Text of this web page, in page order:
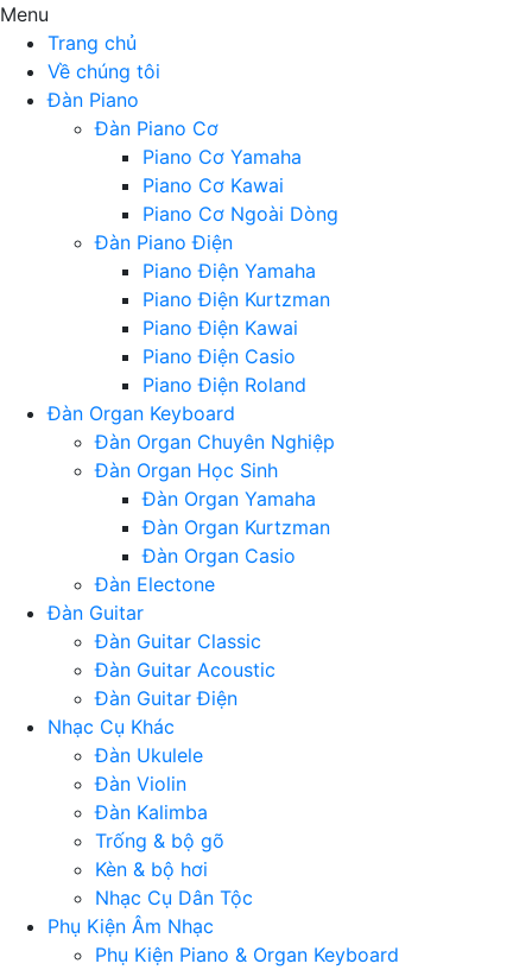
Menu
Trang chủ
Về chúng tôi
Đàn Piano
Đàn Piano Cơ
Piano Cơ Yamaha
Piano Cơ Kawai
Piano Cơ Ngoài Dòng
Đàn Piano Điện
Piano Điện Yamaha
Piano Điện Kurtzman
Piano Điện Kawai
Piano Điện Casio
Piano Điện Roland
Đàn Organ Keyboard
Đàn Organ Chuyên Nghiệp
Đàn Organ Học Sinh
Đàn Organ Yamaha
Đàn Organ Kurtzman
Đàn Organ Casio
Đàn Electone
Đàn Guitar
Đàn Guitar Classic
Đàn Guitar Acoustic
Đàn Guitar Điện
Nhạc Cụ Khác
Đàn Ukulele
Đàn Violin
Đàn Kalimba
Trống & bộ gõ
Kèn & bộ hơi
Nhạc Cụ Dân Tộc
Phụ Kiện Âm Nhạc
Phụ Kiện Piano & Organ Keyboard